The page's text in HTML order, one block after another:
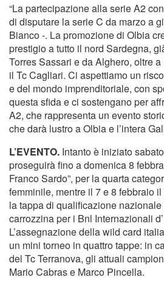
“La partecipazione alla serie A2
di disputare la serie C da marzo a
Bianco -. La promozione di Olbia
prestigio a tutto il nord Sardegna,
Torres Sassari e da Alghero, oltre
il Tc Cagliari. Ci aspettiamo un
e del mondo imprenditoriale, con
questa sfida e ci sostengano per
A2, che rappresenta un evento
che darà lustro a Olbia e l’intera
L’EVENTO. Intanto è iniziato
proseguirà fino a domenica 8
Franco Sardo”, per la quarta
femminile, mentre il 7 e 8 febbraio
la tappa di qualificazione
carrozzina per i Bnl Internazionali
L’assegnazione della wild card
un mini torneo in quattro tappe: in
del Tc Terranova, gli attuali
Mario Cabras e Marco Pincella.